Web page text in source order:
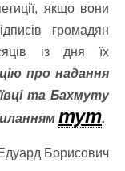
якщо вони
громадян
із дня їх
про надання
та Бахмуту
тут.
Борисович